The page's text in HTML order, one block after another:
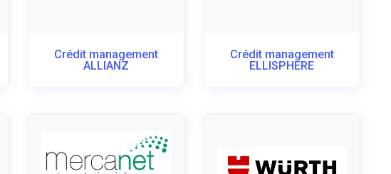
Crédit management
ALLIANZ
Crédit management
ELLISPHERE